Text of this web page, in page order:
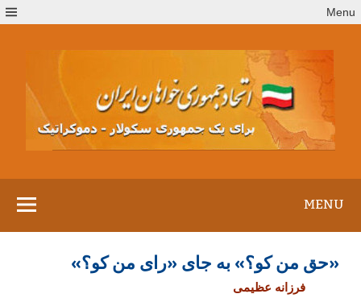
to
Menu
MENU
«حق من کو؟» به جای «رای من کو؟»
فرزانه عظیمی